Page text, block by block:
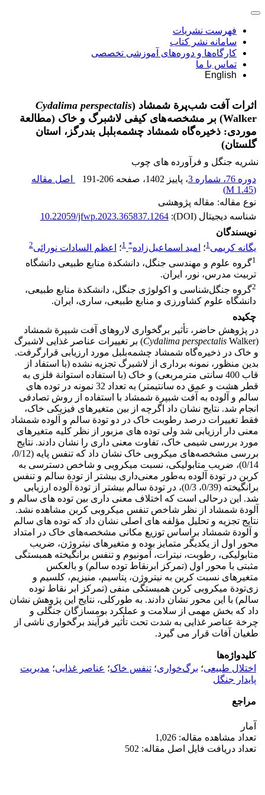
فهرست نشریات
سامانه نشر کتاب
کارگاه‌ها و دوره‌های آموزشی تخصصی
تماس با ما
English
اثرات آفت شب‌پرة شمشاد (Cydalima perspectalis
Walker) بر مشخصه‌های کیفی لاشبرگ و خاک (مطالعة
موردی: ذخیره‌گاه شمشاد چشمه‌بلبل بندرگز، استان
گلستان)
نشریه جنگل و فرآورده های چوب
دوره 76، شماره 3
، پاییز 1402 ، صفحه 191-206
اصل مقاله
(
1.45 M
)
نوع مقاله: مقاله پژوهشی
شناسه دیجیتال (DOI):
10.22059/jfwp.2023.365837.1264
نویسندگان
یگانه کریمی1؛ امید اسماعیل‌زاده*
1؛ اعظم السادات نورائی2
1گروه علوم و مهندسی جنگل، دانشکدة منابع طبیعی دانشگاه
تربیت مدرس، نور، ایران.
2گروه جنگل‌شناسی و اکولوژی جنگل، دانشکدة منابع طبیعی،
دانشگاه علوم کشاورزی و منابع طبیعی، ساری، ایران.
چکیده
در پژوهش حاضر، تأثیر برگ­خواری لاروهای آفت شب­پرة شمشاد
(
Cydalima perspectalis Walker)
بر تغییرات عناصر غذایی لاشبرگ
و خاک در ذخیره‌گاه شمشاد چشمه‌بلبل مورد ارزیابی قرارگرفت.
بدین‌ منظور، نمونه­ برداری از لاشبرگ تجزیه­ نشده (با استفاد از
قاب 400 سانتی ­متر­مربعی) و خاک (با استفاده استوانة فلزی به
قطر هشت و عمق ده سانتی­متر) به تعداد 32 نمونه در توده­ های
سالم و آلوده به آفت شب­پرة شمشاد با استفاده از روش تصادفی
انجام شد. نتایج نشان داد اگرچه از بین متغیرهای فیزیکی خاک،
فقط تغییرات درصد رطوبت خاک در دو تودة سالم و آلوده شمشاد
معنی ­دار ارزیابی شد ولی توده ­های مزبور از ­نظر کلیه متغیرهای
مورد بررسی شیمی خاک، تفاوت معنی ­داری را نشان دادند. نتایج
بررسی مشخصه‌های میکروبی خاک نشان داد که تنفس پایه (0/12،
0/14)، ضریب متابولیکی، نسبت میکروبی و شاخص دسترسی به
کربن در تودة آلوده به‌طور معنی‌داری بیشتر از تودة سالم و تنفس
برانگیخته (0/39، 0/3)، در تودة سالم بیشتر از تودة آلوده ارزیابی
شد. این درحالی ­است­ که اختلاف معنی­ داری بین توده­ های سالم و
آلودة شمشاد از نظر شاخص تنفس میکروبی­ کربن مشاهده نشد.
نتایج تجزیه و تحلیل مؤلفه­ های اصلی نشان داد که توده­ های سالم
و آلودة شمشاد براساس توزیع مکانی مشخصه‌های خاک در امتداد
محور اول از یکدیگر متمایز بوده و متغیرهای نیتروژن، ضریب
متابولیکی، رطوبت، نیترات، آمونیوم و تنفس برانگیخته همبستگی
مثبتی با محور اول (تمرکز ابرنقاط توده سالم) و بالعکس
متغیرهای نسبت کربن به نیتروژن، پتاسیم، منیزیم، کلسیم و
زی‌تودة میکروبی کربن همبستگی منفی (تمرکز ابر نقاط توده
سالم) با این محور نشان دادند. به­ طورکلی، نتایج این پژوهش نشان
داد که بخش مهمی از سلامت و عملکرد بوم­سازگان جنگلی و
چرخة عناصر غذایی به ­شدت تحت تأثیر فرآیند برگ­خو­اری ناشی از
طغیان آفات قرار می­ گیرد.
کلیدواژه‌ها
اختلال طبیعی؛ برگ‌خواری؛ تنفس خاک؛ عناصر غذایی؛ مدیریت
پایدار جنگل
مراجع
آمار
تعداد مشاهده مقاله: 1,026
تعداد دریافت فایل اصل مقاله: 502